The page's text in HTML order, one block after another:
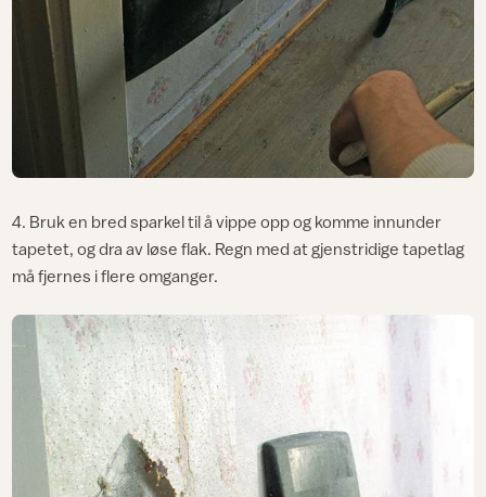
4. Bruk en bred sparkel til å vippe opp og komme innunder
tapetet, og dra av løse flak. Regn med at gjenstridige tapetlag
må fjernes i flere omganger.